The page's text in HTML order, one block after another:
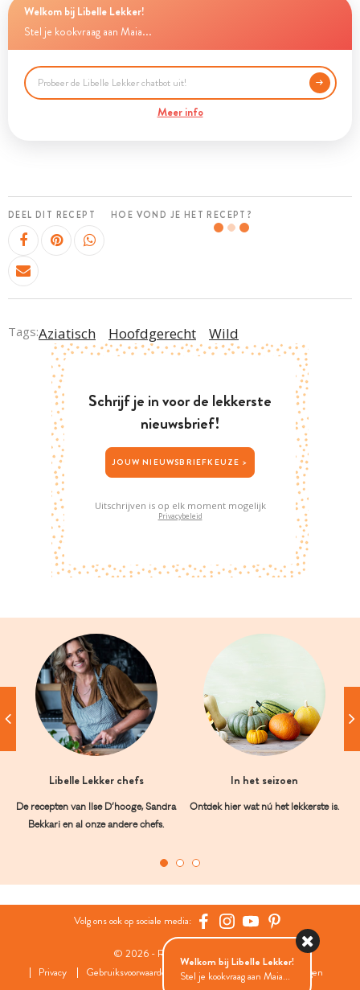
Welkom bij Libelle Lekker!
Stel je kookvraag aan Maia...
Meer info
DEEL DIT RECEPT HOE VOND JE HET RECEPT?
Tags:Aziatisch Hoofdgerecht Wild
Schrijf je in voor de lekkerste
nieuwsbrief!
JOUW NIEUWSBRIEFKEUZE >
Uitschrijven is op elk moment mogelijk
Privacybeleid
Libelle Lekker chefs
De recepten van Ilse D’hooge, Sandra
Bekkari en al onze andere chefs.
In het seizoen
Ontdek hier wat nú het lekkerste is.
Volg ons ook op sociale media:
© 2026 - Roularta Media Group
Privacy
Gebruiksvoorwaarden Cookies Cookies instellingen
Welkom bij Libelle Lekker!
Stel je kookvraag aan Maia...